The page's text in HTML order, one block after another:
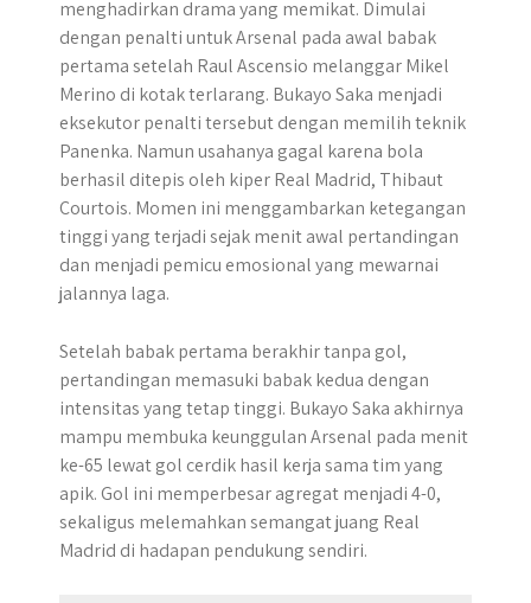
menghadirkan drama yang memikat. Dimulai
dengan penalti untuk Arsenal pada awal babak
pertama setelah Raul Ascensio melanggar Mikel
Merino di kotak terlarang. Bukayo Saka menjadi
eksekutor penalti tersebut dengan memilih teknik
Panenka. Namun usahanya gagal karena bola
berhasil ditepis oleh kiper Real Madrid, Thibaut
Courtois. Momen ini menggambarkan ketegangan
tinggi yang terjadi sejak menit awal pertandingan
dan menjadi pemicu emosional yang mewarnai
jalannya laga.
Setelah babak pertama berakhir tanpa gol,
pertandingan memasuki babak kedua dengan
intensitas yang tetap tinggi. Bukayo Saka akhirnya
mampu membuka keunggulan Arsenal pada menit
ke-65 lewat gol cerdik hasil kerja sama tim yang
apik. Gol ini memperbesar agregat menjadi 4-0,
sekaligus melemahkan semangat juang Real
Madrid di hadapan pendukung sendiri.